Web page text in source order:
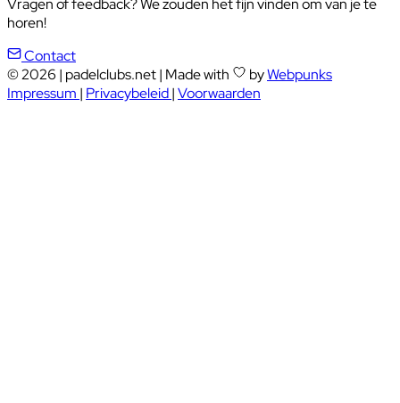
horen!
Contact
© 2026 | padelclubs.net| Made with byWebpunks
Impressum | Privacybeleid|Voorwaarden